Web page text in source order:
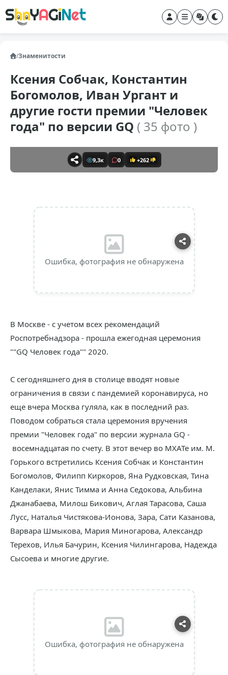
/Знаменитости
Ксения Собчак, Константин
Богомолов, Иван Ургант и
другие гости премии "Человек
года" по версии GQ ( 35 фото )
9,3к 0 +262
Ошибка, фотография не обнаружена
В Москве - с учетом всех рекомендаций
Роспотребнадзора - прошла ежегодная церемония
""GQ Человек года"" 2020.
С сегодняшнего дня в столице вводят новые
ограничения в связи с пандемией коронавируса, но
еще вчера Москва гуляла, как в последний раз.
Поводом собраться стала церемония вручения
премии "Человек года" по версии журнала GQ -
восемнадцатая по счету. В этот вечер во МХАТе им. М.
Горького встретились Ксения Собчак и Константин
Богомолов, Филипп Киркоров, Яна Рудковская, Тина
Канделаки, Янис Тимма и Анна Седокова, Альбина
Джанабаева, Милош Бикович, Аглая Тарасова, Саша
Лусс, Наталья Чистякова-Ионова, Зара, Сати Казанова,
Варвара Шмыкова, Мария Миногарова, Александр
Терехов, Илья Бачурин, Ксения Чилингарова, Надежда
Сысоева и многие другие.
Ошибка, фотография не обнаружена